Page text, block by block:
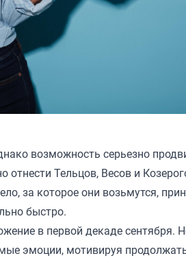
возможность серьезно
Тельцов, Весов и
за которое они возьмутся,
быстро.
в первой декаде сентября.
эмоции, мотивируя